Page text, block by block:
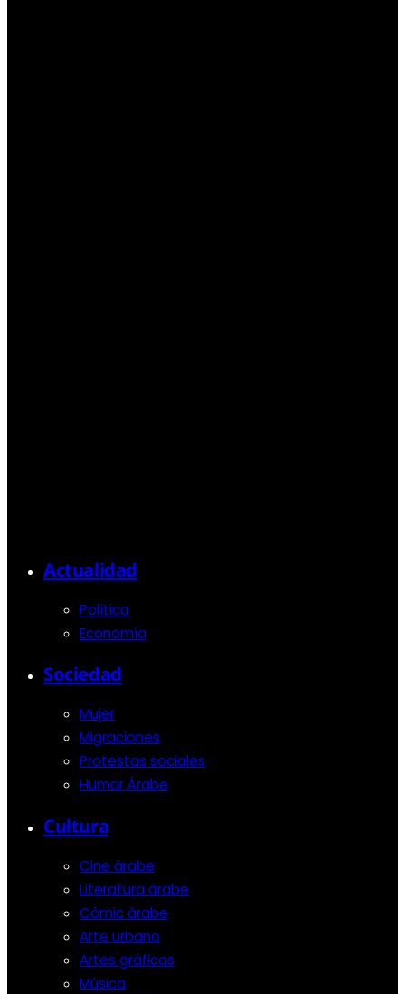
Actualidad
Política
Economía
Sociedad
Mujer
Migraciones
Protestas sociales
Humor Árabe
Cultura
Cine árabe
Literatura árabe
Cómic árabe
Arte urbano
Artes gráficas
Música